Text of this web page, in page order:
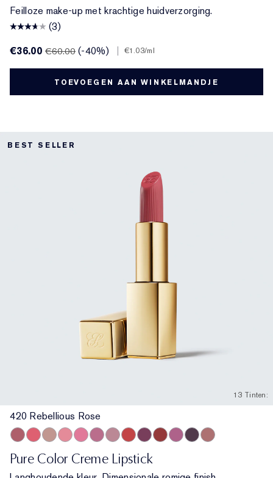
Feilloze make-up met krachtige huidverzorging.
(3)
€36.00€60.00 (-40%) €1.03/ml
TOEVOEGEN AAN WINKELMANDJE
BEST SELLER
13 Tinten:
420 Rebellious Rose
Pure Color Creme Lipstick